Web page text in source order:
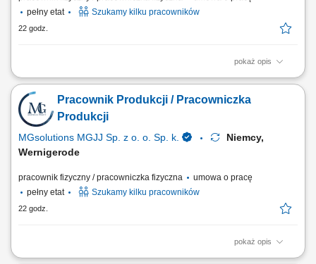
pełny etat
Szukamy kilku pracowników
22 godz.
pokaż opis
Opis stanowiska Prace przy linii produkcyjnej - produkcja z czekolady
Pakowanie i układanie towaru; Kontrola jakości; Inne proste prace
pomocnicze na hali produkcyjnej; Znajomość języka oraz
doświadczenie nie są wymagane Mile widziane również pary (wspólne
zakwaterowanie oraz ten sam grafik pracy)
Pracownik Produkcji / Pracowniczka
Produkcji
MGsolutions MGJJ Sp. z o. o. Sp. k.
Niemcy,
Wernigerode
pracownik fizyczny / pracowniczka fizyczna
umowa o pracę
pełny etat
Szukamy kilku pracowników
22 godz.
pokaż opis
Opis zadań: Obsługa linii produkcyjnej wyrobów z czekolady;